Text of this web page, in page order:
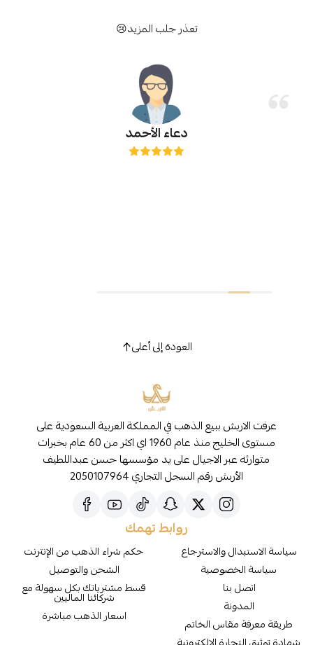
تعذر جلب المزيد😢
دعاء الأحمد
العودة إلى أعلى
عرفت الاربش ببيع الذهب في المملكة العربية السعودية على
مستوى الخليج منذ عام 1960 اي اكثر من 60 عام بخبرات
متوارثه عبر الاجيال على يد مؤسسها حسن عبداللطيف
الأربش رقم السجل التجاري 2050107964
روابط تهمك
سياسة الاستبدال والاسترجاع
سياسة الخصوصية
اتصل بنا
المدونة
طريقة معرفة مقاس الخاتم
حكم شراء الذهب من الإنترنت
الشحن والتوصيل
قسط مشترياتك بكل سهولة مع
شركائنا الماليين
اسعار الذهب مباشرة